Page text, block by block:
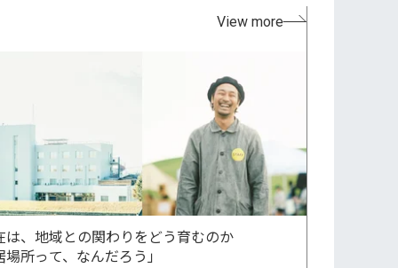
View more
は、地域との関わりをどう育むのか
場所って、なんだろう」